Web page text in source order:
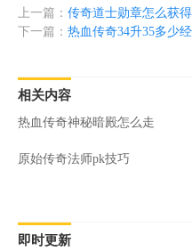
上一篇： 传奇道士勋章怎么获得
下一篇： 热血传奇34升35多少
相关内容
热血传奇神秘暗殿怎么走
原始传奇法师pk技巧
即时更新